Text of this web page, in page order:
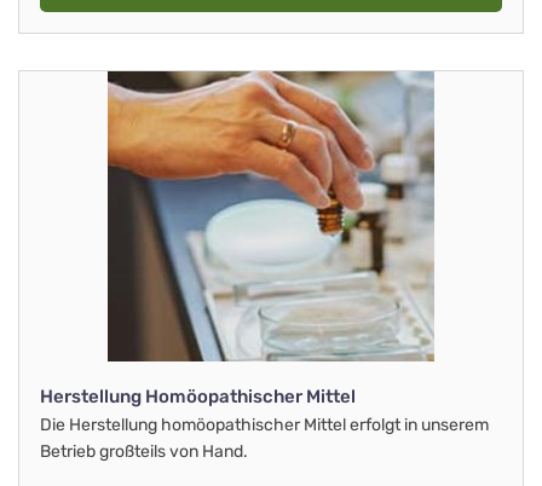
Herstellung Homöopathischer Mittel
Die Herstellung homöopathischer Mittel erfolgt in unserem
Betrieb großteils von Hand.